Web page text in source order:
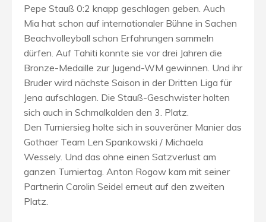
Pepe Stauß 0:2 knapp geschlagen geben. Auch
Mia hat schon auf internationaler Bühne in Sachen
Beachvolleyball schon Erfahrungen sammeln
dürfen. Auf Tahiti konnte sie vor drei Jahren die
Bronze-Medaille zur Jugend-WM gewinnen. Und ihr
Bruder wird nächste Saison in der Dritten Liga für
Jena aufschlagen. Die Stauß-Geschwister holten
sich auch in Schmalkalden den 3. Platz.
Den Turniersieg holte sich in souveräner Manier das
Gothaer Team Len Spankowski / Michaela
Wessely. Und das ohne einen Satzverlust am
ganzen Turniertag. Anton Rogow kam mit seiner
Partnerin Carolin Seidel erneut auf den zweiten
Platz.